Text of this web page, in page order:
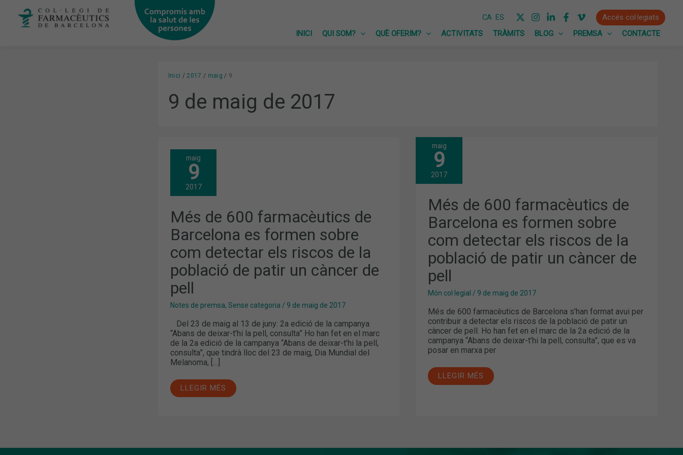
CA ES
Accés col·legiats
INICI
QUI SOM? QUÈ OFERIM? ACTIVITATS TRÀMITS BLOG PREMSA CONTACTE
Inici 2017 maig 9
9 de maig de 2017
maig
9
2017
Més de 600 farmacèutics de
Barcelona es formen sobre
com detectar els riscos de la
població de patir un càncer de
pell
Notes de premsa, Sense categoria / 9 de maig de 2017
Del 23 de maig al 13 de juny: 2a edició de la campanya
“Abans de deixar-t’hi la pell, consulta” Ho han fet en el marc
de la 2a edició de la campanya “Abans de deixar-t’hi la pell,
consulta”, que tindrà lloc del 23 de maig, Dia Mundial del
Melanoma, […]
MÉS
DE
600
FARMACÈUTICS
DE
BARCELONA
ES
SOBRE
COM
DETECTAR
ELS
DE
LA
POBLACIÓ
DE
PATIR
UN
DE
LLEGIR MÉS
maig
9
2017
Més de 600 farmacèutics de
Barcelona es formen sobre
com detectar els riscos de la
població de patir un càncer de
pell
Món col·legial / 9 de maig de 2017
Més de 600 farmacèutics de Barcelona s’han format avui per
contribuir a detectar els riscos de la població de patir un
càncer de pell. Ho han fet en el marc de la 2a edició de la
campanya “Abans de deixar-t’hi la pell, consulta”, que es va
posar en marxa per
MÉS
DE
600
FARMACÈUTICS
DE
ES
FORMEN
SOBRE
COM
DETECTAR
ELS
RISCOS
DE
LA
POBLACIÓ
DE
PATIR
UN
CÀNCER
PELL
LLEGIR MÉS